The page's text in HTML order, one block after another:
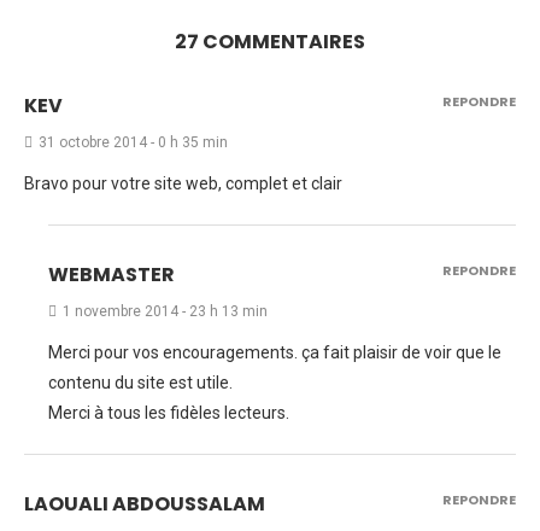
27 COMMENTAIRES
KEV
31 octobre 2014 - 0 h 35 min
Bravo pour votre site web, complet et clair
REPONDRE
WEBMASTER
1 novembre 2014 - 23 h 13 min
Merci pour vos encouragements. ça fait plaisir de voir que le
contenu du site est utile.
Merci à tous les fidèles lecteurs.
REPONDRE
LAOUALI ABDOUSSALAM REPONDRE